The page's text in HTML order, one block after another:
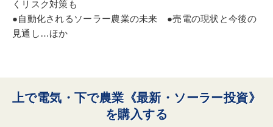
くリスク対策も
●自動化されるソーラー農業の未来 ●売電の現状と今後の
見通し…ほか
上で電気・下で農業《最新・ソーラー投資》
を購入する